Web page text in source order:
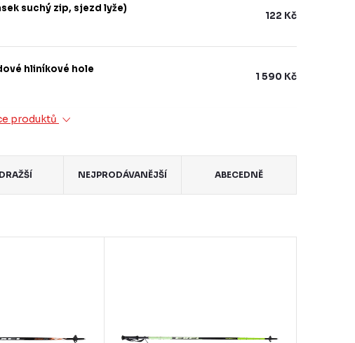
suchý zip, sjezd lyže)
122 Kč
hliníkové hole
1 590 Kč
produktů
NEJPRODÁVANĚJŠÍ ABECEDNĚ